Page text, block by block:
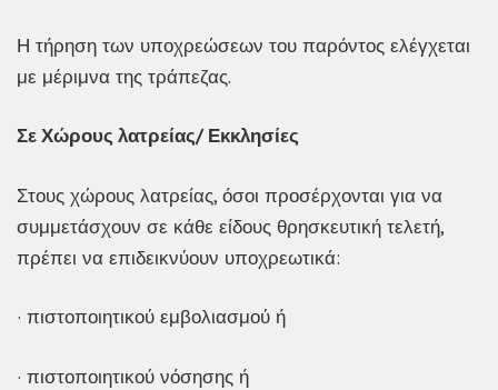
Η τήρηση των υποχρεώσεων του παρόντος ελέγχεται
με μέριμνα της τράπεζας.
Σε Χώρους λατρείας/ Εκκλησίες
Στους χώρους λατρείας, όσοι προσέρχονται για να
συμμετάσχουν σε κάθε είδους θρησκευτική τελετή,
πρέπει να επιδεικνύουν υποχρεωτικά:
· πιστοποιητικού εμβολιασμού ή
· πιστοποιητικού νόσησης ή